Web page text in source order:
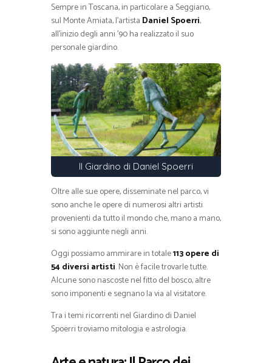
Sempre in Toscana, in particolare a Seggiano,
sul Monte Amiata, l’artista Daniel Spoerri,
all’inizio degli anni ’90 ha realizzato il suo
personale giardino.
Il Giardino di Daniel Spoerri
Oltre alle sue opere, disseminate nel parco, vi
sono anche le opere di numerosi altri artisti
provenienti da tutto il mondo che, mano a mano,
si sono aggiunte negli anni.
Oggi possiamo ammirare in totale113 opere di
54 diversi artisti. Non è facile trovarle tutte.
Alcune sono nascoste nel fitto del bosco, altre
sono imponenti e segnano la via al visitatore.
Tra i temi ricorrenti nel Giardino di Daniel
Spoerri troviamo mitologia e astrologia.